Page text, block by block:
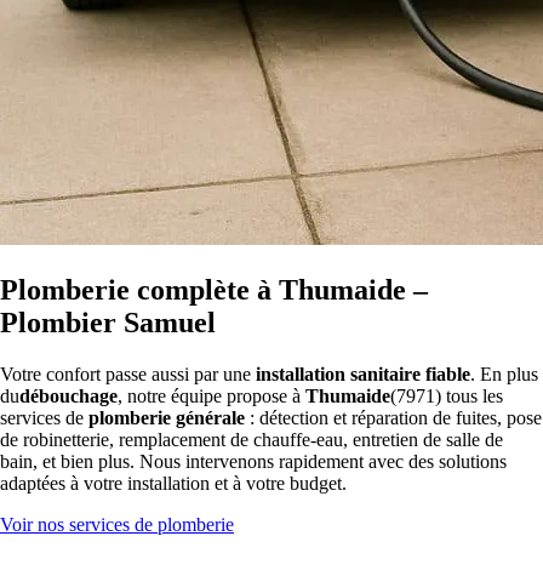
Plomberie complète à Thumaide –
Plombier Samuel
Votre confort passe aussi par une installation sanitaire fiable. En plus
dudébouchage, notre équipe propose à Thumaide(7971) tous les
services de plomberie générale : détection et réparation de fuites, pose
de robinetterie, remplacement de chauffe-eau, entretien de salle de
bain, et bien plus. Nous intervenons rapidement avec des solutions
adaptées à votre installation et à votre budget.
Voir nos services de plomberie